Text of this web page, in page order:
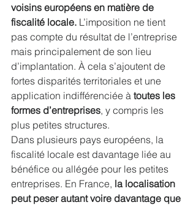
voisins européens en matière de
fiscalité locale. L’imposition ne tient
pas compte du résultat de l’entreprise
mais principalement de son lieu
d’implantation. À cela s’ajoutent de
fortes disparités territoriales et une
application indifférenciée à toutes les
formes d’entreprises, y compris les
plus petites structures.
Dans plusieurs pays européens, la
fiscalité locale est davantage liée au
bénéfice ou allégée pour les petites
entreprises. En France, la localisation
peut peser autant voire davantage que